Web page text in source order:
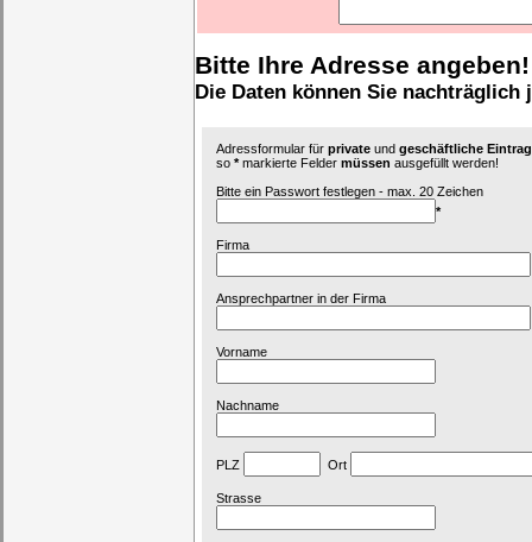
Bitte Ihre Adresse angeben!
Die Daten können Sie nachträglich
Adressformular für private und geschäftliche
so *markierte Felder müssen ausgefüllt werden!
Bitte ein Passwort festlegen - max. 20 Zeichen
*
Firma
Ansprechpartner in der Firma
Vorname
Nachname
PLZ Ort
Strasse